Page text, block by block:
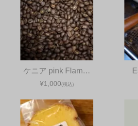
ケニア pink Flam…
¥1,000(税込)